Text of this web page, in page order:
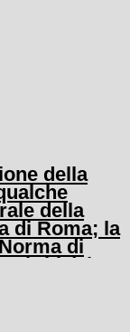
della
della
di Roma; la
di
si ritirò in
raucedine